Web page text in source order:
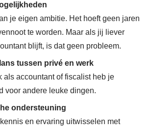
je eigen ambitie. Het hoeft geen jaren
te worden. Maar als jij liever
blijft, is dat geen probleem.
tussen privé en werk
als accountant of fiscalist heb je
voor andere leuke dingen.
ondersteuning
en ervaring uitwisselen met